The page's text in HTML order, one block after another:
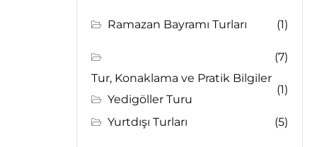
Ramazan Bayramı Turları (1)
Tur, Konaklama ve Pratik Bilgiler
(7)
Yedigöller Turu
(1)
Yurtdışı Turları (5)